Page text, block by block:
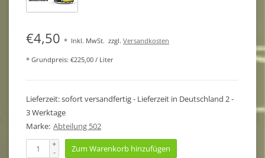
€4,50 * Inkl. MwSt. zzgl. Versandkosten
* Grundpreis: €225,00 / Liter
Lieferzeit: sofort versandfertig - Lieferzeit in Deutschland 2 -
3 Werktage
Marke: Abteilung 502
+
- Zum Warenkorb hinzufügen